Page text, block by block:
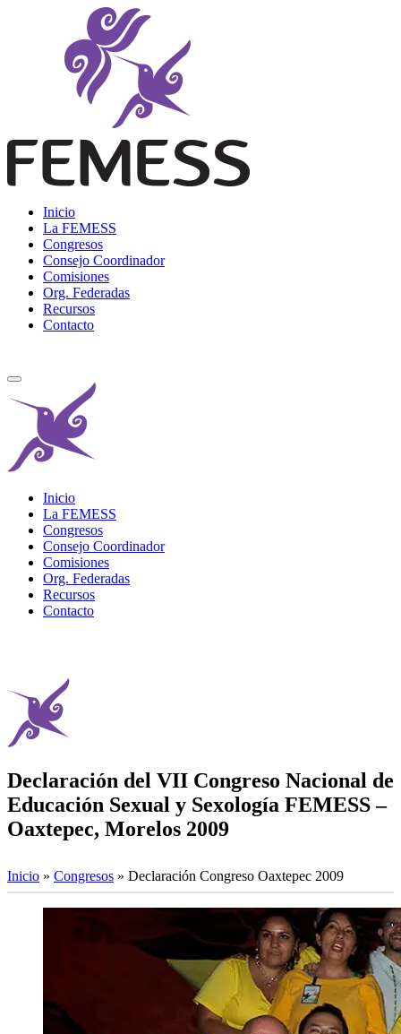
Femess
Federación Mexicana de Educación Sexual y Sexología, A.C.
Inicio
La FEMESS
Congresos
Consejo Coordinador
Comisiones
Org. Federadas
Recursos
Contacto
Inicio
La FEMESS
Congresos
Consejo Coordinador
Comisiones
Org. Federadas
Recursos
Contacto
Declaración del VII Congreso Nacional de
Educación Sexual y Sexología FEMESS –
Oaxtepec, Morelos 2009
Inicio » Congresos » Declaración Congreso Oaxtepec 2009